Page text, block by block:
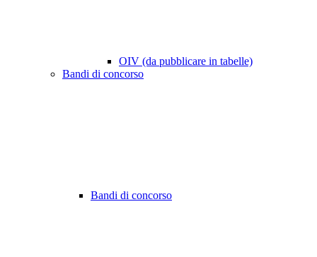
OIV (da pubblicare in tabelle)
Bandi di concorso
Bandi di concorso